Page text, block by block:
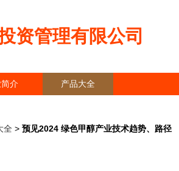
资管理有限公司
介 产品大全
全 > 预见2024 绿色甲醇产业技术趋势、路径